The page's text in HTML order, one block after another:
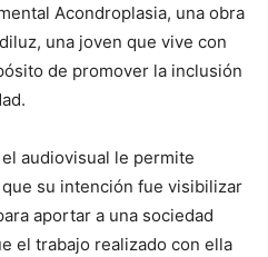
Acondroplasia, una obra
una joven que vive con
de promover la inclusión
audiovisual le permite
su intención fue visibilizar
aportar a una sociedad
el trabajo realizado con ella